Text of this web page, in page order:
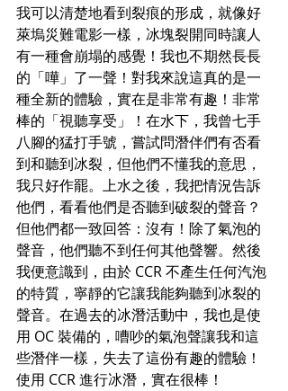
我可以清楚地看到裂痕的形成，就像好
萊塢災難電影一樣，冰塊裂開同時讓人
有一種會崩塌的感覺！我也不期然長長
的「嘩」了一聲！對我來說這真的是一
種全新的體驗，實在是非常有趣！非常
棒的「視聽享受」！在水下，我曾七手
八腳的猛打手號，嘗試問潛伴們有否看
到和聽到冰裂，但他們不懂我的意思，
我只好作罷。上水之後，我把情況告訴
他們，看看他們是否聽到破裂的聲音？
但他們都一致回答：沒有！除了氣泡的
聲音，他們聽不到任何其他聲響。然後
我便意識到，由於 CCR 不產生任何汽泡
的特質，寧靜的它讓我能夠聽到冰裂的
聲音。在過去的冰潛活動中，我也是使
用 OC 裝備的，嘈吵的氣泡聲讓我和這
些潛伴一樣，失去了這份有趣的體驗！
使用 CCR 進行冰潛，實在很棒！